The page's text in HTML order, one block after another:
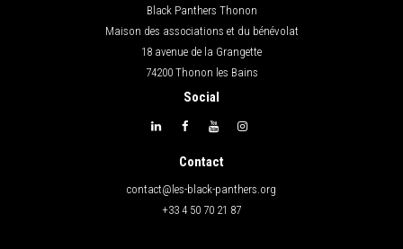
Black Panthers Thonon
Maison des associations et du bénévolat
18 avenue de la Grangette
74200 Thonon les Bains
Social
Contact
contact@les-black-panthers.org
+33 4 50 70 21 87